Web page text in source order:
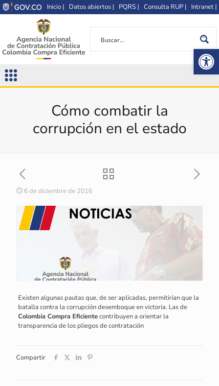
Inicio | Datos abiertos | PQRS | Consulta RUP | Intranet |
Cómo combatir la
corrupción en el estado
6 de diciembre de 2016
Existen algunas pautas que, de ser aplicadas, permitirían que la
batalla contra la corrupción desemboque en victoria. Las de
Colombia Compra Eficientecontribuyen a orientar la
transparencia de los pliegos de contratación
Compartir